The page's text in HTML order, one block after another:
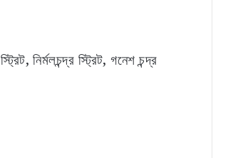
নির্মলচন্দ্র স্ট্রিট, গনেশ চন্দ্র